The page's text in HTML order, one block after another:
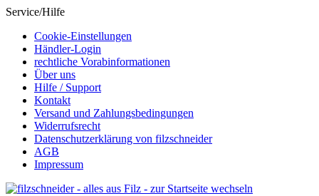
Service/Hilfe
Cookie-Einstellungen
Händler-Login
rechtliche Vorabinformationen
Über uns
Hilfe / Support
Kontakt
Versand und Zahlungsbedingungen
Widerrufsrecht
Datenschutzerklärung von filzschneider
AGB
Impressum